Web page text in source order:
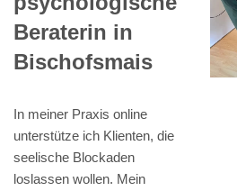
Beraterin in
Bischofsmais
In meiner Praxis online
unterstütze ich Klienten, die
seelische Blockaden
loslassen wollen. Mein